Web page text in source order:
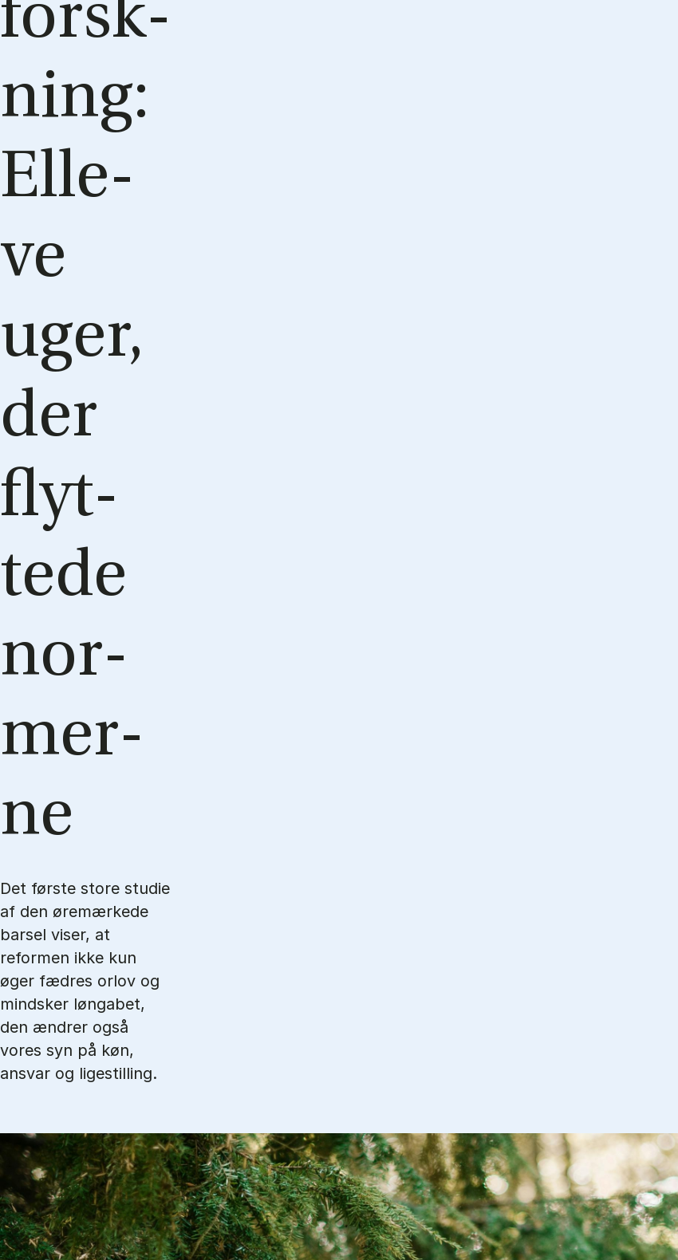
forsk­
ning:
El­le­
ve
uger,
der
flyt­
te­de
nor­
mer­
ne
Det første store studie
af den øremærkede
barsel viser, at
reformen ikke kun
øger fædres orlov og
mindsker løngabet,
den ændrer også
vores syn på køn,
ansvar og ligestilling.